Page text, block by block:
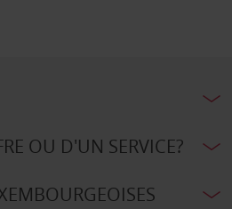
OU D'UN SERVICE?